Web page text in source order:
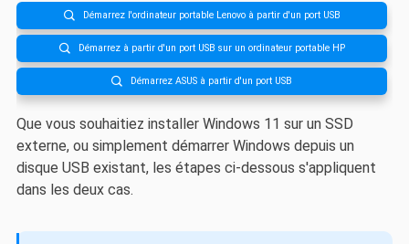
 Démarrez l'ordinateur portable Lenovo à partir d'un port USB
 Démarrez à partir d'un port USB sur un ordinateur portable HP
 Démarrez ASUS à partir d'un port USB
Que vous souhaitiez installer Windows 11 sur un SSD
externe, ou simplement démarrer Windows depuis un
disque USB existant, les étapes ci-dessous s'appliquent
dans les deux cas.